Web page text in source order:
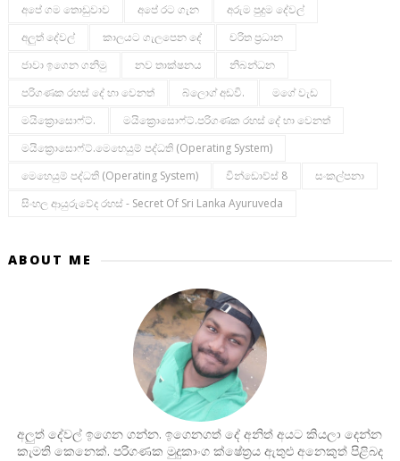
අපේ ගම තොඩුවාව
අපේ රට ගැන
අරුම පුදුම දේවල්
අලුත් දේවල්
කාලයට ගැලපෙන දේ
චරිත ප්‍රධාන
ජාවා ඉගෙන ගනිමු
නව තාක්ෂනය
නිබන්ධන
පරිගණක රහස් දේ හා වෙනත්
බ්ලොග් අඩවි.
මගේ වැඩ
මයික්‍රොසොෆ්ට්.
මයික්‍රොසොෆ්ට්.පරිගණක රහස් දේ හා වෙනත්
මයික්‍රොසොෆ්ට්.මෙහෙයුම් පද්ධති (operating System)
මෙහෙයුම් පද්ධති (operating System)
වින්ඩොව්ස් 8
සංකල්පනා
සිංහල ආයුරුවේද රහස් - Secret Of Sri Lanka Ayuruveda
ABOUT ME
අලුත් දේවල් ඉගෙන ගන්න. ඉගෙනගත් දේ අනිත් අයට කියලා දෙන්න
කැමති කෙනෙක්. පරිගණක මුදුකාංග ක්ෂේත්‍රය ඇතුළු අනෙකුත් පිළිබද